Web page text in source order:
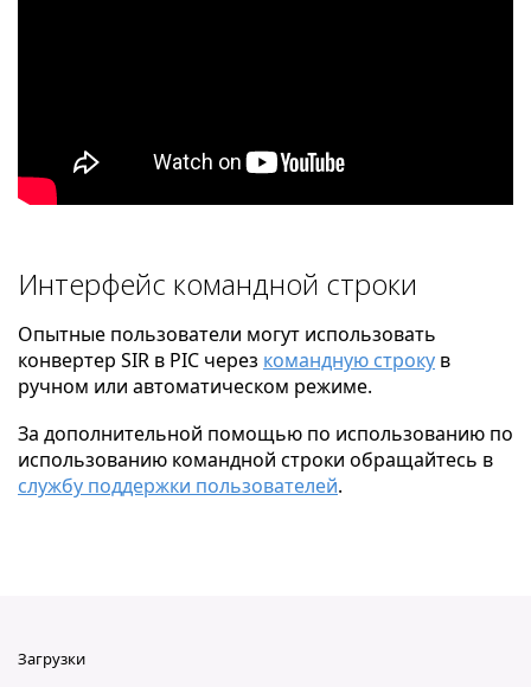
Интерфейс командной строки
Опытные пользователи могут использовать
конвертер SIR в PIC через командную строку в
ручном или автоматическом режиме.
За дополнительной помощью по использованию по
использованию командной строки обращайтесь в
службу поддержки пользователей.
Загрузки